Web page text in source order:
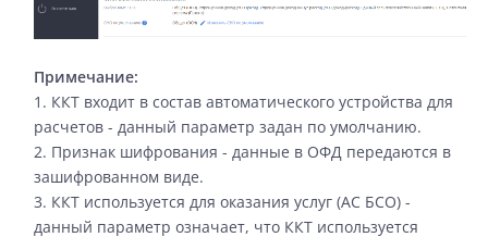
Примечание:
1. ККТ входит в состав автоматического устройства для
расчетов - данный параметр задан по умолчанию.
2. Признак шифрования - данные в ОФД передаются в
зашифрованном виде.
3. ККТ используется для оказания услуг (АС БСО) -
данный параметр означает, что ККТ используется